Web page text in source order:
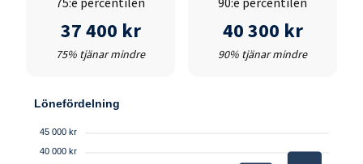
37 400 kr
75% tjänar mindre
40 300 kr
90% tjänar mindre
Lönefördelning
45 000 kr
40 000 kr